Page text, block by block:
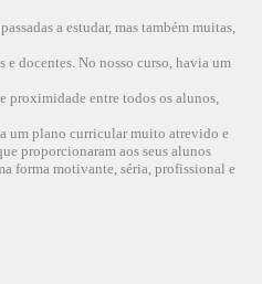
a estudar, mas também muitas,
docentes. No nosso curso, havia um
proximidade entre todos os alunos,
um plano curricular muito atrevido e
proporcionaram aos seus alunos
forma motivante, séria, profissional e